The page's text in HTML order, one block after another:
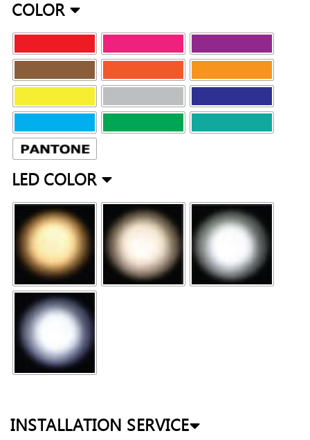
COLOR
LED COLOR
INSTALLATION SERVICE